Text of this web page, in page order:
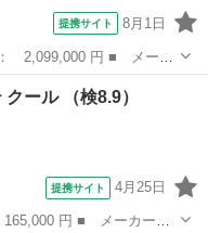
提携サイト 8月1日
レード名： ファンク
４ＷＤ 新品ナビ取り
ール （検8.9）
提携サイト 4月25日